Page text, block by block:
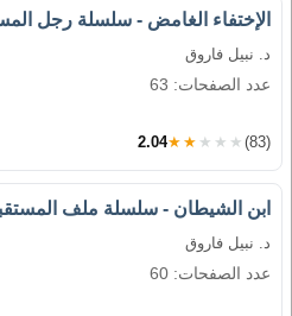
الإختفاء الغامض - سلسلة رجل
د. نبيل فاروق
عدد الصفحات: 63
2.04★★★★★ (83)
ابن الشيطان - سلسلة ملف
د. نبيل فاروق
عدد الصفحات: 60